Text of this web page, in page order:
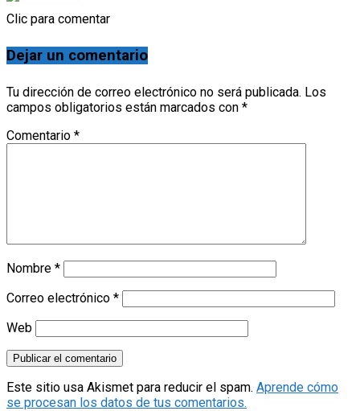
Clic para comentar
Dejar un comentario
Tu dirección de correo electrónico no será publicada. Los
campos obligatorios están marcados con *
Comentario *
Nombre *
Correo electrónico *
Web
Este sitio usa Akismet para reducir el spam. Aprende cómo
se procesan los datos de tus comentarios.